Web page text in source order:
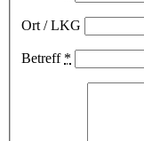
Ort / LKG
Betreff *